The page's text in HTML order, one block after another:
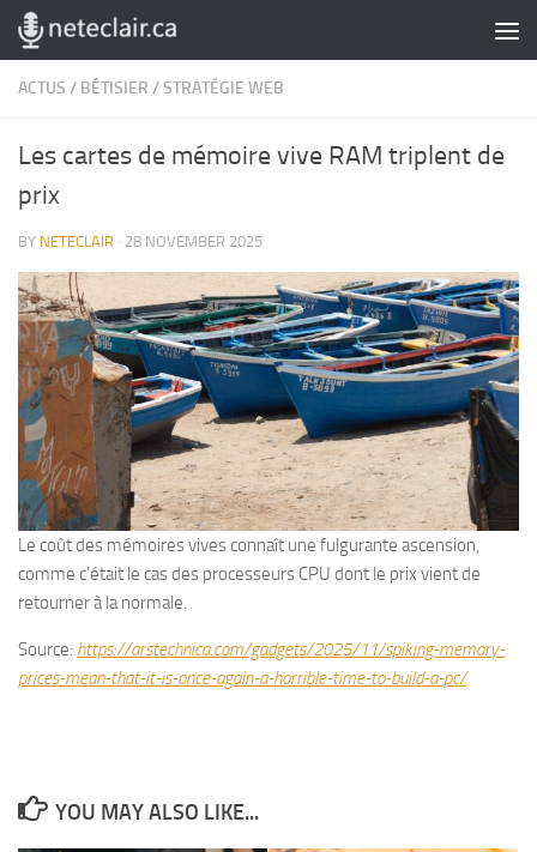
Skip to content
ACTUS / BÊTISIER /STRATÉGIE WEB
Les cartes de mémoire vive RAM triplent de
prix
BY NETECLAIR · 28 NOVEMBER 2025
Le coût des mémoires vives connaît une fulgurante ascension,
comme c’était le cas des processeurs CPU dont le prix vient de
retourner à la normale.
Source: https://arstechnica.com/gadgets/2025/11/spiking-memory-
prices-mean-that-it-is-once-again-a-horrible-time-to-build-a-pc/
YOU MAY ALSO LIKE...